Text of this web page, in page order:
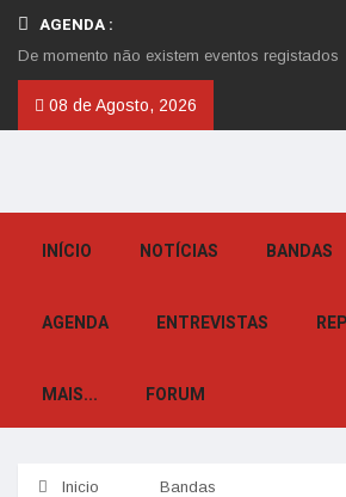
AGENDA :
De momento não existem eventos registados
08 de Agosto, 2026
INÍCIO NOTÍCIAS BANDAS
AGENDA ENTREVISTAS
MAIS... FORUM
Inicio Bandas